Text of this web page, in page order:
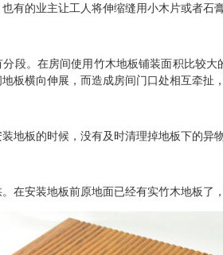
有的业主让工人将伸缩缝用小木片或者石
。在房间使用竹木地板铺装面积比较大
板横向伸展，而造成房间门口处相互牵扯
板的时候，没有及时清理掉地板下的异物
安装地板前原地面已经有实竹木地板了